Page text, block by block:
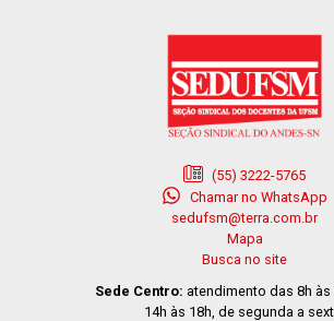
(55) 3222-5765
Chamar no WhatsApp
sedufsm@terra.com.br
Mapa
Busca no site
Sede Centro: atendimento das 8h às
14h às 18h, de segunda a